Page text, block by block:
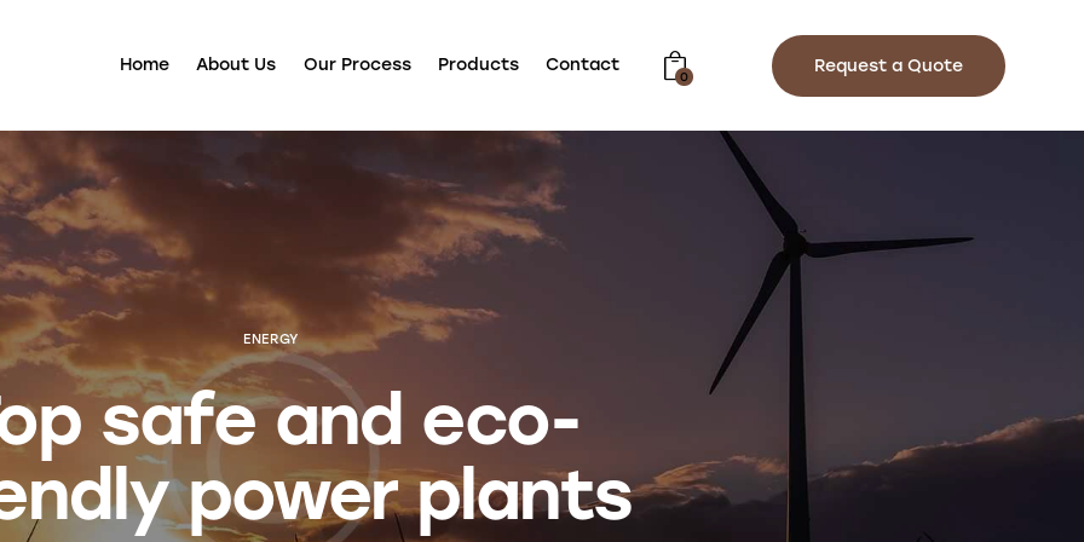
Home About Us Our Process Products Contact
0
Request a Quote
ENERGY
safe and eco-
power plants